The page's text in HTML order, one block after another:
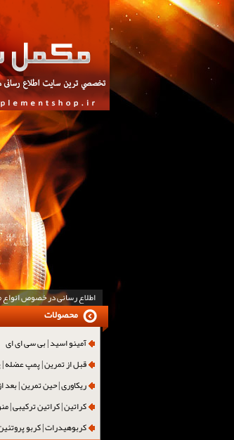
اطلاع رسانی در خصوص
آمینو اسید | بی سی ای ای
قبل از تمرین | پمپ عضله |
ریکاوری | حین تمرین | بعد
کراتین | کراتین ترکیبی |
کربوهیدرات | کربو
محصولات